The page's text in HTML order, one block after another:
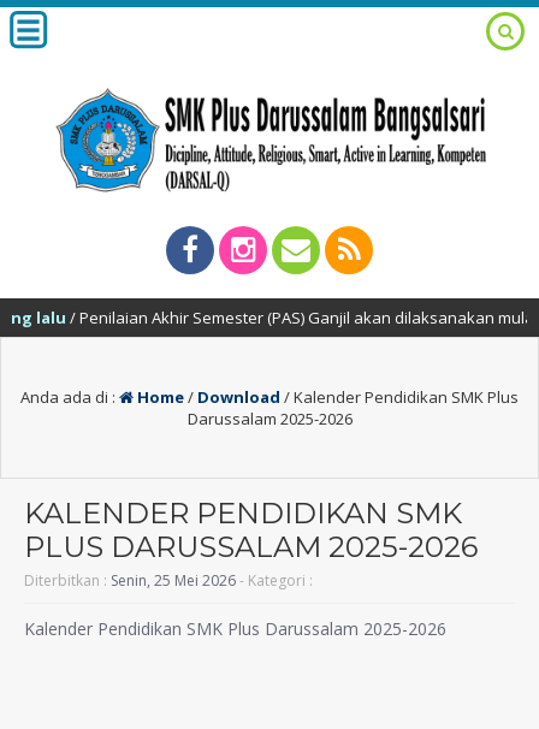
/ Penilaian Akhir Semester (PAS) Ganjil akan dilaksanakan mulai
Anda ada di : Home/ Download /Kalender Pendidikan SMK Plus
Darussalam 2025-2026
KALENDER PENDIDIKAN SMK
PLUS DARUSSALAM 2025-2026
Diterbitkan : Senin, 25 Mei 2026- Kategori :
Kalender Pendidikan SMK Plus Darussalam 2025-2026